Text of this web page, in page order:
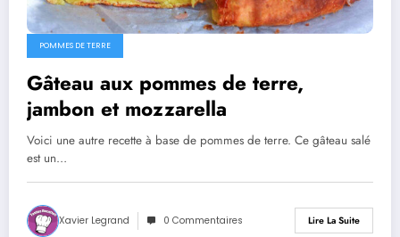
POMMES DE TERRE
Gâteau aux pommes de terre,
jambon et mozzarella
Voici une autre recette à base de pommes de terre. Ce gâteau salé
est un…
Xavier Legrand 0 Commentaires Lire La Suite